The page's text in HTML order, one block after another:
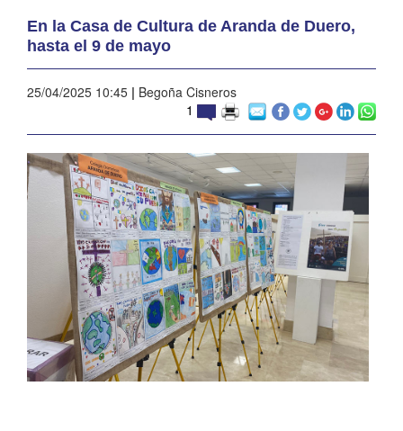
En la Casa de Cultura de Aranda de Duero,
hasta el 9 de mayo
25/04/2025 10:45 | Begoña Cisneros
1